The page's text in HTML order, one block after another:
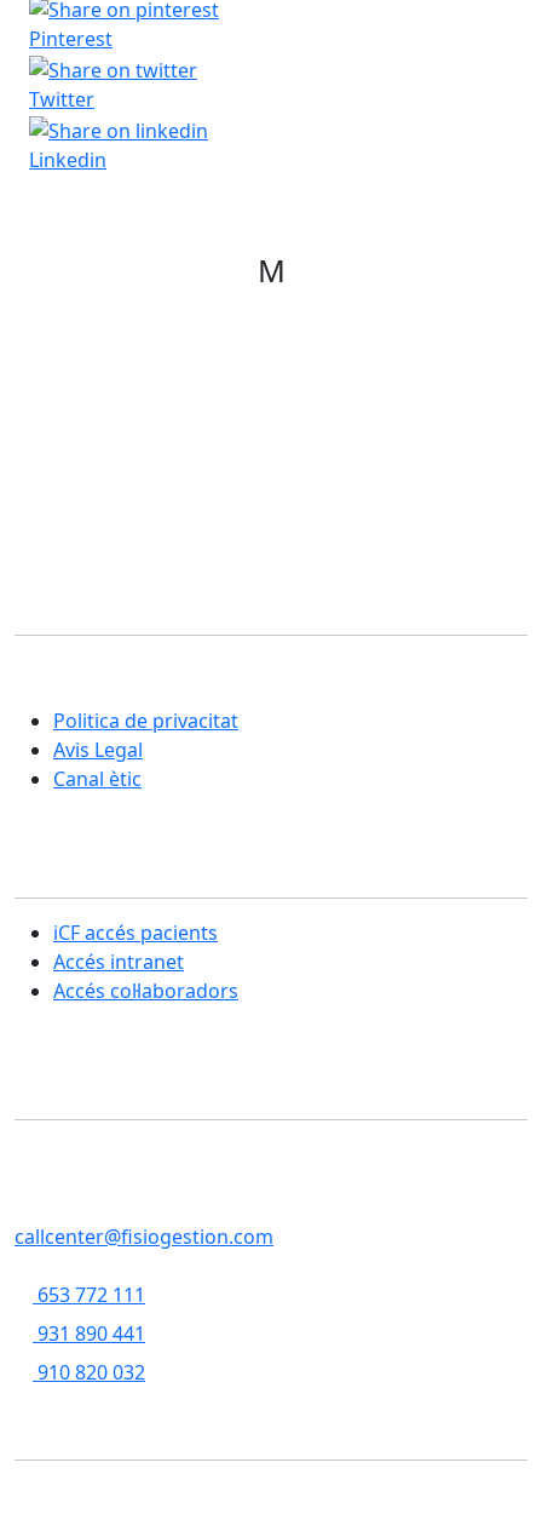
Pinterest
Twitter
Linkedin
M
Politica de privacitat
Avis Legal
Canal ètic
iCF accés pacients
Accés intranet
Accés col·laboradors
callcenter@fisiogestion.com
653 772 111
931 890 441
910 820 032